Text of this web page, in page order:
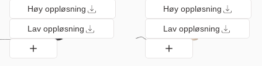
Høy oppløsning
Lav oppløsning
Høy oppløsning
Lav oppløsning